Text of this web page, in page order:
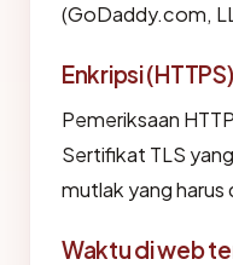
(GoDaddy.com,
Enkripsi (HTTPS)
Pemeriksaan
Sertifikat TLS
mutlak yang harus
Waktu di web